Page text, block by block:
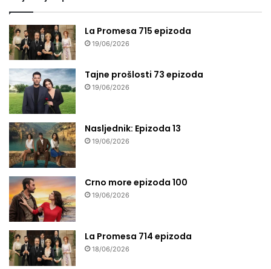
La Promesa 715 epizoda
19/06/2026
Tajne prošlosti 73 epizoda
19/06/2026
Nasljednik: Epizoda 13
19/06/2026
Crno more epizoda 100
19/06/2026
La Promesa 714 epizoda
18/06/2026